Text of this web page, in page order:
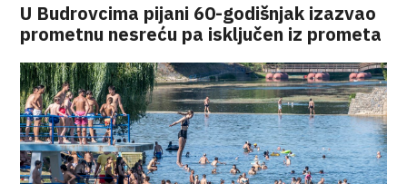
U Budrovcima pijani 60-godišnjak izazvao
prometnu nesreću pa isključen iz prometa